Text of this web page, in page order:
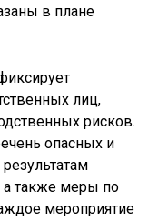
лиц,
рисков.
опасных и
а также меры по
мероприятие